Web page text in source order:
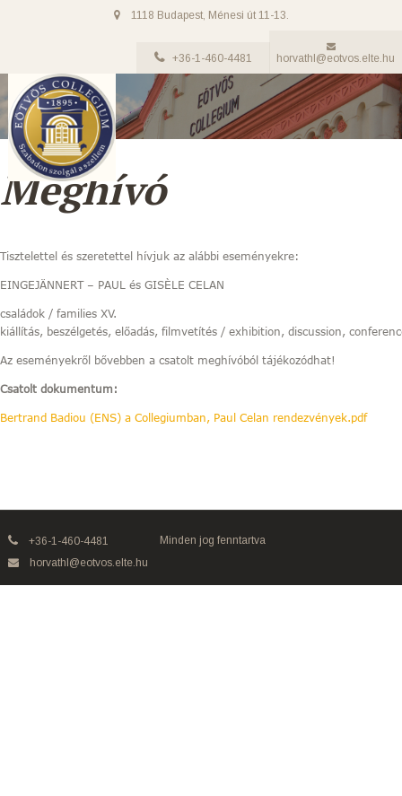
1118 Budapest, Ménesi út 11-13.
+36-1-460-4481 horvathl@eotvos.elte.hu
Meghívó
Tisztelettel és szeretettel hívjuk az alábbi eseményekre:
EINGEJÄNNERT – PAUL és GISÈLE CELAN
családok / families XV.
kiállítás, beszélgetés, előadás, filmvetítés / exhibition, discussion,
Az eseményekről bővebben a csatolt meghívóból tájékozódhat!
Csatolt dokumentum:
Bertrand Badiou (ENS) a Collegiumban, Paul Celan rendezvények.pdf
+36-1-460-4481
horvathl@eotvos.elte.hu
Minden jog fenntartva